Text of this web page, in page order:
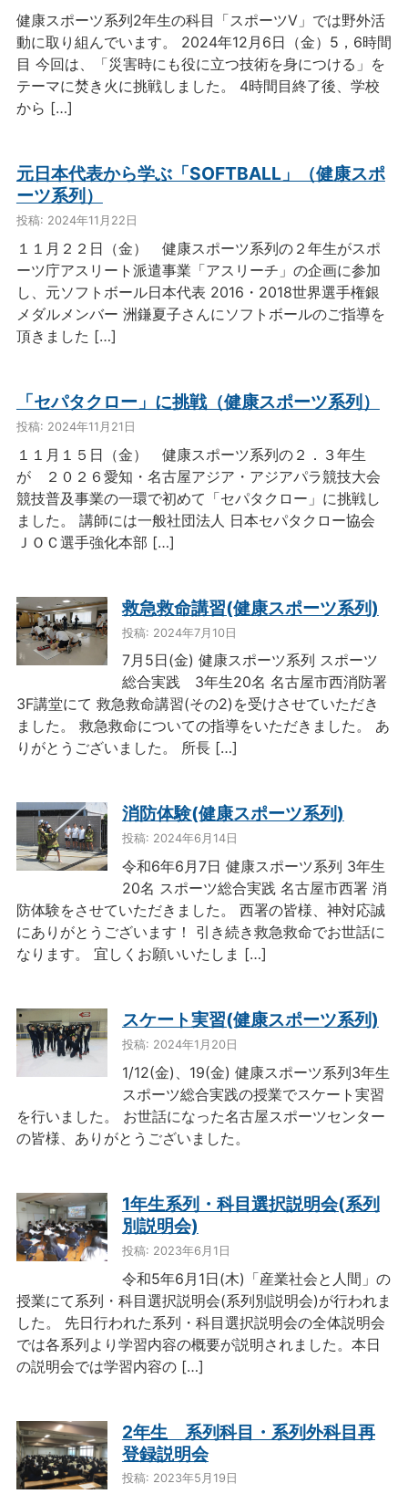
健康スポーツ系列2年生の科目「スポーツⅤ」では野外活
動に取り組んでいます。 2024年12月6日（金）5，6時間
目 今回は、「災害時にも役に立つ技術を身につける」を
テーマに焚き火に挑戦しました。 4時間目終了後、学校
から […]
元日本代表から学ぶ「SOFTBALL」（健康スポ
ーツ系列）
投稿: 2024年11月22日
１１月２２日（金） 健康スポーツ系列の２年生がスポ
ーツ庁アスリート派遣事業「アスリーチ」の企画に参加
し、元ソフトボール日本代表 2016・2018世界選手権銀
メダルメンバー 洲鎌夏子さんにソフトボールのご指導を
頂きました […]
「セパタクロー」に挑戦（健康スポーツ系列）
投稿: 2024年11月21日
１１月１５日（金） 健康スポーツ系列の２．３年生
が ２０２６愛知・名古屋アジア・アジアパラ競技大会
競技普及事業の一環で初めて「セパタクロー」に挑戦し
ました。 講師には一般社団法人 日本セパタクロー協会
ＪＯＣ選手強化本部 […]
救急救命講習(健康スポーツ系列)
投稿: 2024年7月10日
7月5日(金) 健康スポーツ系列 スポーツ
総合実践 3年生20名 名古屋市西消防署
3F講堂にて 救急救命講習(その2)を受けさせていただき
ました。 救急救命についての指導をいただきました。 あ
りがとうございました。 所長 […]
消防体験(健康スポーツ系列)
投稿: 2024年6月14日
令和6年6月7日 健康スポーツ系列 3年生
20名 スポーツ総合実践 名古屋市西署 消
防体験をさせていただきました。 西署の皆様、神対応誠
にありがとうございます！ 引き続き救急救命でお世話に
なります。 宜しくお願いいたしま […]
スケート実習(健康スポーツ系列)
投稿: 2024年1月20日
1/12(金)、19(金) 健康スポーツ系列3年生
スポーツ総合実践の授業でスケート実習
を行いました。 お世話になった名古屋スポーツセンター
の皆様、ありがとうございました。
1年生系列・科目選択説明会(系列
別説明会)
投稿: 2023年6月1日
令和5年6月1日(木)「産業社会と人間」の
授業にて系列・科目選択説明会(系列別説明会)が行われま
した。 先日行われた系列・科目選択説明会の全体説明会
では各系列より学習内容の概要が説明されました。本日
の説明会では学習内容の […]
2年生 系列科目・系列外科目再
登録説明会
投稿: 2023年5月19日